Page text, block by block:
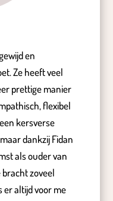
en
Ze heeft veel
prettige manier
flexibel
kersverse
dankzij Fidan
als ouder van
bracht zoveel
er altijd voor me